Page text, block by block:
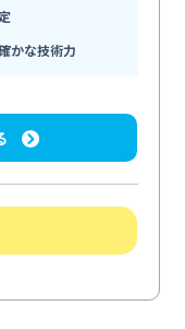
かな技術力